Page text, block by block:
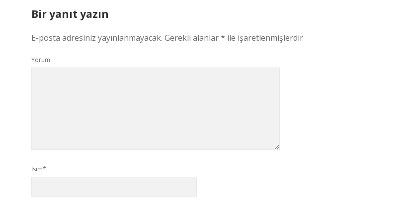
Bir yanıt yazın
E-posta adresiniz yayınlanmayacak. Gerekli alanlar* ile işaretlenmişlerdir
Yorum
İsim*